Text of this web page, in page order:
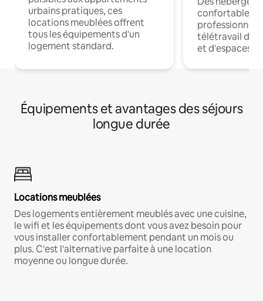
urbains pratiques, ces
locations meublées offrent
tous les équipements d'un
logement standard.
confortables
professionnels
télétravail
et d'espaces
Équipements et avantages des séjours
longue durée
Locations meublées
Des logements entièrement meublés avec une cuisine,
le wifi et les équipements dont vous avez besoin pour
vous installer confortablement pendant un mois ou
plus. C'est l'alternative parfaite à une location
moyenne ou longue durée.